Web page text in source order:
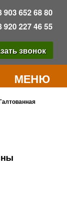
звонок
903 652 68 80
920 227 46 55
МЕНЮ